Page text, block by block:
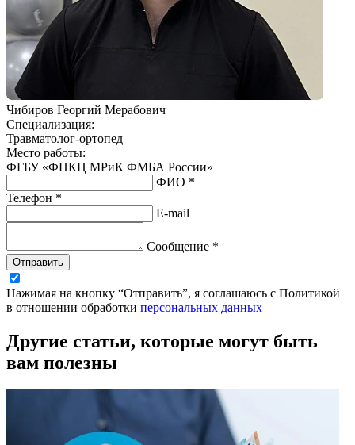
Чибиров Георгий Мерабович
Специализация:
Травматолог-ортопед
Место работы:
ФГБУ «ФНКЦ МРиК ФМБА России»
ФИО *
Телефон *
E-mail
Сообщение *
Отправить
Нажимая на кнопку “Отправить”, я соглашаюсь с Политикой
в отношении обработки персональных данных
Другие статьи, которые могут быть
вам полезны